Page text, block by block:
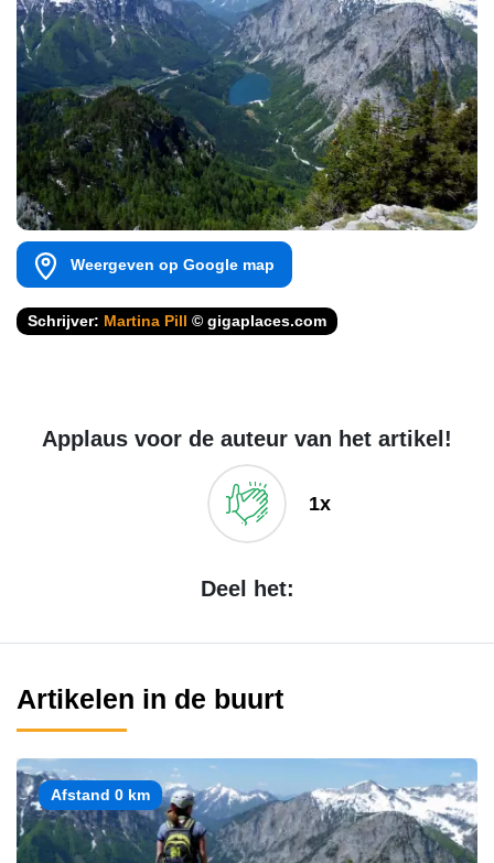
Weergeven op Google map
Schrijver: Martina Pill © gigaplaces.com
Applaus voor de auteur van het artikel!
1x
Deel het:
Artikelen in de buurt
Afstand 0 km